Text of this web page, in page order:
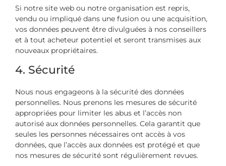
Si notre site web ou notre organisation est repris,
vendu ou impliqué dans une fusion ou une acquisition,
vos données peuvent être divulguées à nos conseillers
et à tout acheteur potentiel et seront transmises aux
nouveaux propriétaires.
4. Sécurité
Nous nous engageons à la sécurité des données
personnelles. Nous prenons les mesures de sécurité
appropriées pour limiter les abus et l’accès non
autorisé aux données personnelles. Cela garantit que
seules les personnes nécessaires ont accès à vos
données, que l’accès aux données est protégé et que
nos mesures de sécurité sont régulièrement revues.